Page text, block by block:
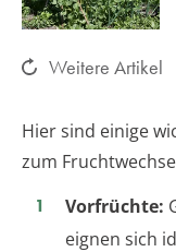
Weitere Artikel
Hier sind einige
zum
Vorfrüchte:
eignen sich